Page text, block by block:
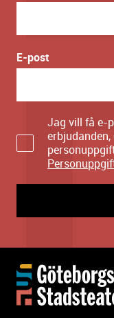
E-post
Jag vill få e-